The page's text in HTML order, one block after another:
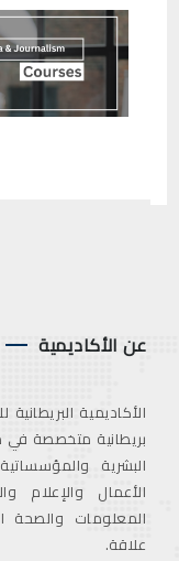
عن الأكاديمية
الأكاديمية
بريطانية متخصصة في
البشرية
الأعمال والإعلام
المعلومات
علاقة.